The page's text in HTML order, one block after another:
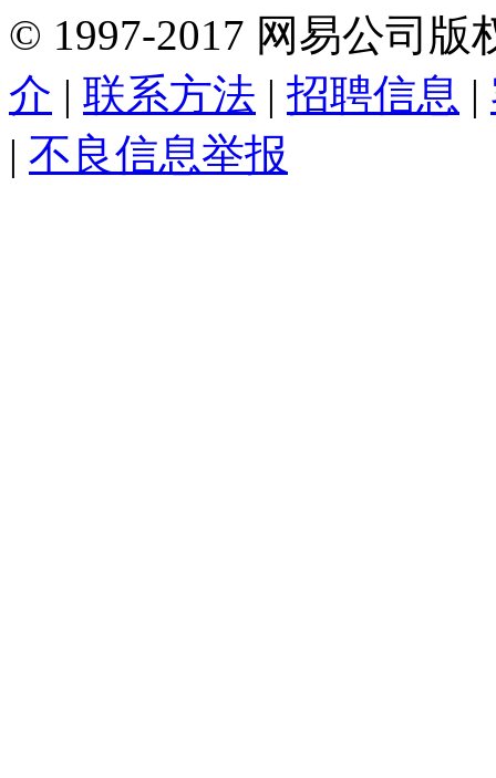
© 1997-2017 网易公司版
介 | 联系方法 | 招聘信息 |
| 不良信息举报